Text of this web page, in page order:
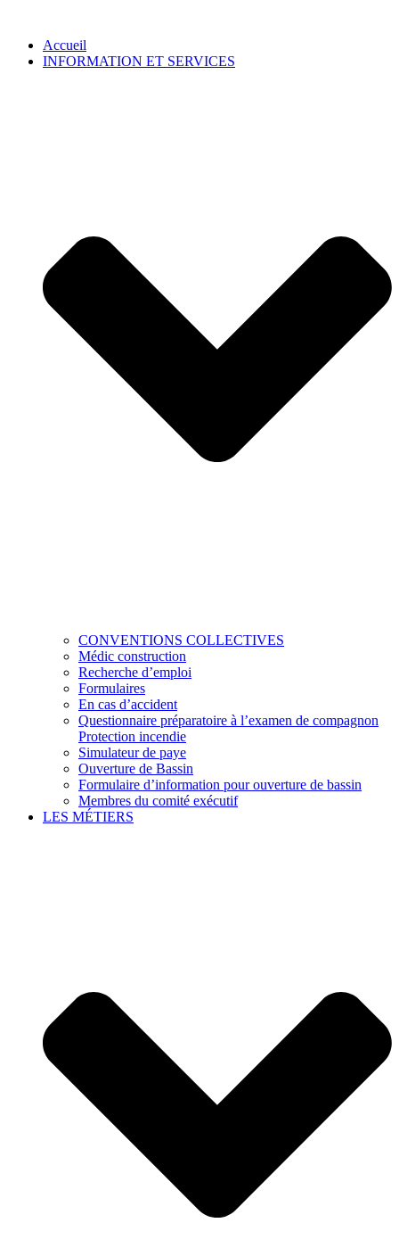
Accueil
INFORMATION ET SERVICES
CONVENTIONS COLLECTIVES
Médic construction
Recherche d’emploi
Formulaires
En cas d’accident
Questionnaire préparatoire à l’examen de compagnon
Protection incendie
Simulateur de paye
Ouverture de Bassin
Formulaire d’information pour ouverture de bassin
Membres du comité exécutif
LES MÉTIERS